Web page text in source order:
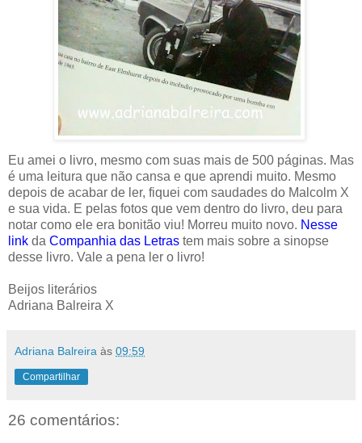
Eu amei o livro, mesmo com suas mais de 500 páginas. Mas
é uma leitura que não cansa e que aprendi muito. Mesmo
depois de acabar de ler, fiquei com saudades do Malcolm X
e sua vida. E pelas fotos que vem dentro do livro, deu para
notar como ele era bonitão viu! Morreu muito novo. Nesse
link da Companhia das Letras tem mais sobre a sinopse
desse livro. Vale a pena ler o livro!
Beijos literários
Adriana Balreira X
Adriana Balreira às 09:59
Compartilhar
26 comentários: